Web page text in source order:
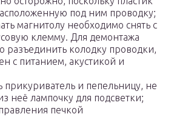
под ним проводку;
магнитолу необходимо снять с
клемму. Для демонтажа
разъединить колодку проводки,
с питанием, акустикой и
прикуриватель и пепельницу, не
неё лампочку для подсветки;
печкой